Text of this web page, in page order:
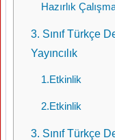
Hazırlık
3. Sınıf Türkçe
Yayıncılık
1.Etkinlik
2.Etkinlik
3. Sınıf Türkçe